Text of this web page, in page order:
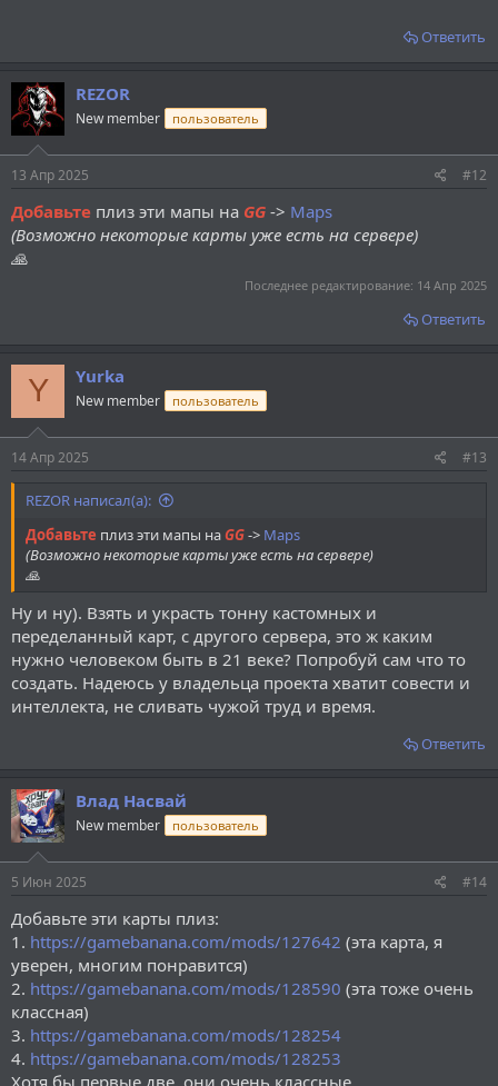
Ответить
REZOR
New member пользователь
13 Апр 2025 #12
Добавьте плиз эти мапы на GG -> Maps
(Возможно некоторые карты уже есть на сервере)
🙏
Последнее редактирование: 14 Апр 2025
Ответить
Y Yurka
New member пользователь
14 Апр 2025 #13
REZOR написал(а):
Добавьте плиз эти мапы наGG-> Maps
(Возможно некоторые карты уже есть на сервере)
🙏
Ну и ну). Взять и украсть тонну кастомных и
переделанный карт, с другого сервера, это ж каким
нужно человеком быть в 21 веке? Попробуй сам что то
создать. Надеюсь у владельца проекта хватит совести и
интеллекта, не сливать чужой труд и время.
Ответить
Влад Насвай
New member пользователь
5 Июн 2025 #14
Добавьте эти карты плиз:
1. https://gamebanana.com/mods/127642 (эта карта, я
уверен, многим понравится)
2. https://gamebanana.com/mods/128590 (эта тоже очень
классная)
3. https://gamebanana.com/mods/128254
4. https://gamebanana.com/mods/128253